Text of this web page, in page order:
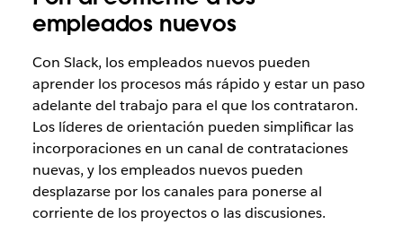
empleados nuevos
Con Slack, los empleados nuevos pueden
aprender los procesos más rápido y estar un paso
adelante del trabajo para el que los contrataron.
Los líderes de orientación pueden simplificar las
incorporaciones en un canal de contrataciones
nuevas, y los empleados nuevos pueden
desplazarse por los canales para ponerse al
corriente de los proyectos o las discusiones.